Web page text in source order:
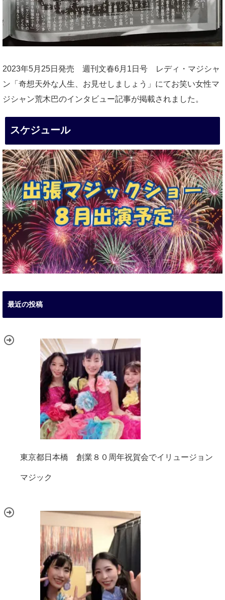
2023年5月25日発売 週刊文春6月1日号 レディ・マジシャ
ン「奇想天外な人生、お見せしましょう」にてお笑い女性マ
ジシャン荒木巴のインタビュー記事が掲載されました。
スケジュール
最近の投稿
東京都日本橋 創業８０周年祝賀会でイリュージョン
マジック